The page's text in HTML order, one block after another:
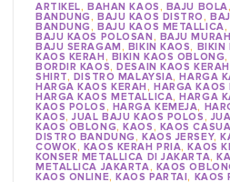
ARTIKEL,BAHAN KAOS, BAJU BOLA,
BANDUNG,BAJU KAOS DISTRO,
BANDUNG,BAJU KAOS METALLICA,
BAJU KAOS POLOSAN, BAJU
BAJU SERAGAM, BIKIN KAOS, BIKIN
KAOS KERAH, BIKIN KAOS OBLONG
BORDIR KAOS,DESAIN KAOS KERAH
SHIRT, DISTRO MALAYSIA,HARGA
HARGA KAOS KERAH,HARGA KAOS
HARGA KAOS METALLICA,HARGA
KAOS POLOS, HARGA KEMEJA,
KAOS,JUAL BAJU KAOS POLOS,
KAOS OBLONG,KAOS, KAOS
DISTRO BANDUNG, KAOS JERSEY,
COWOK, KAOS KERAH PRIA,KAOS
KONSER METALLICA DI JAKARTA,
METALLICA JAKARTA, KAOS
KAOS ONLINE,KAOS PARTAI, KAOS